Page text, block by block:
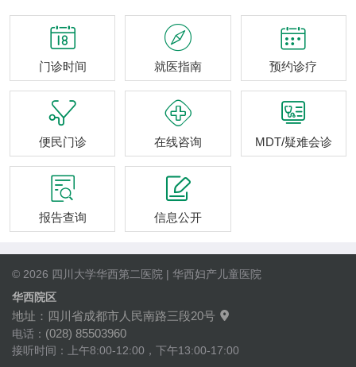

门诊时间

就医指南

预约诊疗

便民门诊

在线咨询

MDT/疑难会诊

报告查询

信息公开
© 2026 四川大学华西第二医院 | 华西妇产儿童医院
华西院区
地址：四川省成都市人民南路三段20号 
电话： (028) 85503960
接听时间：上午8:00-12:00，下午13:00-17:00